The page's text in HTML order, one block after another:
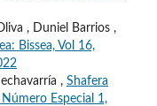
, Duniel Barrios ,
Bissea, Vol 16,
, Shafera
Número Especial 1,